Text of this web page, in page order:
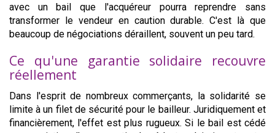
avec un bail que l'acquéreur pourra reprendre sans
transformer le vendeur en caution durable. C'est là que
beaucoup de négociations déraillent, souvent un peu tard.
Ce qu'une garantie solidaire recouvre
réellement
Dans l'esprit de nombreux commerçants, la solidarité se
limite à un filet de sécurité pour le bailleur. Juridiquement et
financièrement, l'effet est plus rugueux. Si le bail est cédé